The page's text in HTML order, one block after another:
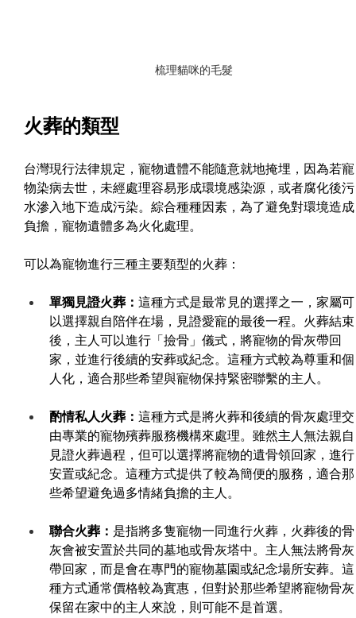
梳理貓咪的毛髮
火葬的類型
台灣現行法律規定，寵物遺體不能隨意就地掩埋，因為若寵
物染病去世，未經處理容易形成環境感染源，或者腐化後污
水滲入地下造成污染。綜合種種因素，為了避免對環境造成
負擔，寵物遺體多為火化處理。
可以為寵物進行三種主要類型的火葬：
單獨見證火葬：這種方式是最常見的選擇之一，家屬可
以選擇親自陪伴在場，見證愛寵的最後一程。火葬結束
後，主人可以進行「撿骨」儀式，將寵物的骨灰帶回
家，並進行後續的安葬或紀念。這種方式較為尊重和個
人化，適合那些希望與寵物保持緊密聯繫的主人。
酌情私人火葬：這種方式是將火葬和後續的骨灰處理交
由專業的寵物殯葬服務機構來處理。雖然主人無法親自
見證火葬過程，但可以選擇將寵物的遺骨領回家，進行
安置或紀念。這種方式提供了較為簡便的服務，適合那
些希望避免過多情緒負擔的主人。
聯合火葬： 是指將多隻寵物一同進行火葬，火葬後的骨
灰會被安置於共同的墓地或骨灰塔中。主人無法將骨灰
帶回家，而是會在專門的寵物墓園或紀念場所安葬。這
種方式通常價格較為實惠，但對於那些希望將寵物骨灰
保留在家中的主人來說，則可能不是首選。